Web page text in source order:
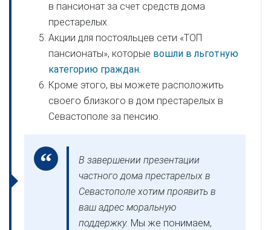
в пансионат за счет средств дома
престарелых.
Акции для постояльцев сети «ТОП
пансионаты», которые вошли в льготную
категорию граждан.
Кроме этого, вы можете расположить
своего близкого в дом престарелых в
Севастополе за пенсию.
В завершении презентации
частного дома престарелых в
Севастополе хотим проявить в
ваш адрес моральную
поддержку. Мы же понимаем,